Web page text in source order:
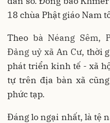
18 chùa Phật giáo Nam
Theo bà Néang Sêm,
Đảng uỷ xã An Cư, thời
phát triển kinh tế - xã
tự trên địa bàn xã
phức tạp.
Đáng lo ngại nhất, là tệ